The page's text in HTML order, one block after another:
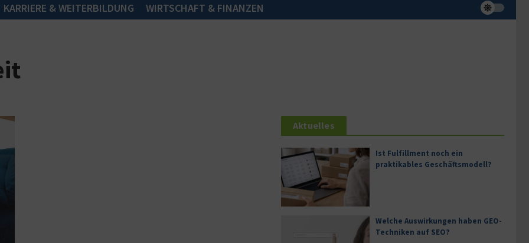
KARRIERE & WEITERBILDUNG WIRTSCHAFT & FINANZEN
Aktuelles
Ist Fulfillment noch ein
praktikables Geschäftsmodell?
Welche Auswirkungen haben GEO-
Techniken auf SEO?